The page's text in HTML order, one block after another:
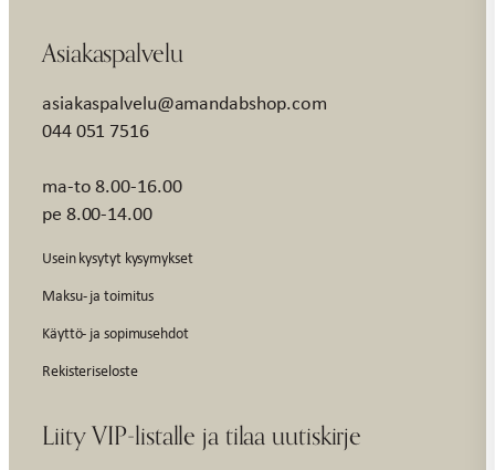
Asiakaspalvelu
asiakaspalvelu@amandabshop.com
044 051 7516
ma-to 8.00-16.00
pe 8.00-14.00
Usein kysytyt kysymykset
Maksu- ja toimitus
Käyttö- ja sopimusehdot
Rekisteriseloste
Liity VIP-listalle ja tilaa uutiskirje